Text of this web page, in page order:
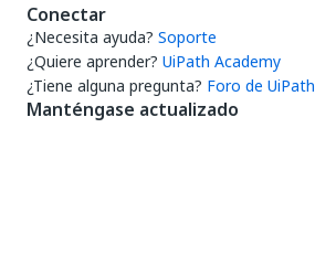
Conectar
¿Necesita ayuda? Soporte
¿Quiere aprender? UiPath Academy
¿Tiene alguna pregunta? Foro de UiPath
Manténgase actualizado